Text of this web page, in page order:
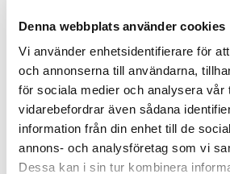
Denna webbplats använder cookies
Vi använder enhetsidentifierare för
och annonserna till användarna,
för sociala medier och analysera vår
vidarebefordrar även sådana
information från din enhet till de
annons- och analysföretag som vi
Dessa kan i sin tur kombinera
Beskrivning från tillverkaren
It came from the swamp! A very
good to combine this tuft with others
Create miniature scenery bases
basing materials. Tufts are very
can be used to add details to your